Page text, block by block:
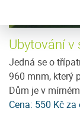
Ubytování
Jedná se o
960 mnm, který
Dům je v
Cena: 550 Kč